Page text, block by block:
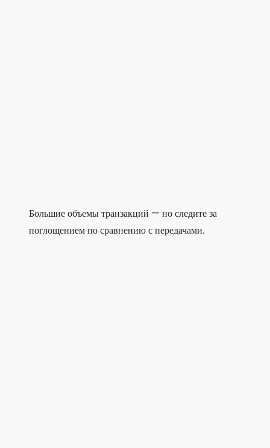
Большие объемы транзакций — но следите за
поглощением по сравнению с передачами.